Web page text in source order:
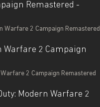
Remastered -
Warfare 2 Campaign Remastered
Warfare 2 Campaign
2 Campaign Remastered
Modern Warfare 2